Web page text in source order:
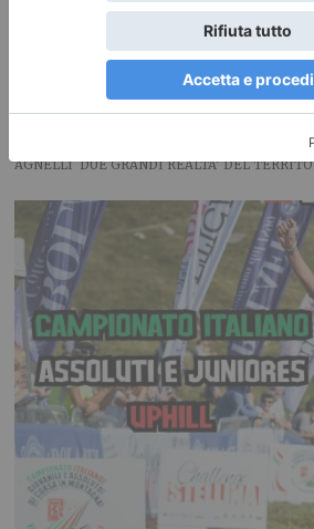
Coppa del Presidente al Golf Club
NASCE LA PARTNERSHIP TRA VIALATTEA E
AGNELLI DUE GRANDI REALTA’ DEL